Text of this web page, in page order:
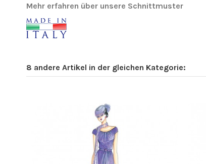
Mehr erfahren über unsere Schnittmuster
8 andere Artikel in der gleichen Kategorie: